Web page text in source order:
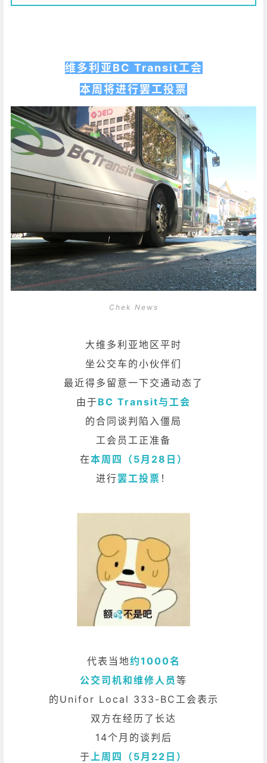
维多利亚BC Transit工会
本周将进行罢工投票
Chek News
大维多利亚地区平时
坐公交车的小伙伴们
最近得多留意一下交通动态了
由于BC Transit与工会
的合同谈判陷入僵局
工会员工正准备
在本周四（5月28日）
进行罢工投票 ！
代表当地约1000名
公交司机和维修人员 等
的Unifor Local 333-BC工会表示
双方在经历了长达
14个月的谈判后
于 上周四（5月22日）